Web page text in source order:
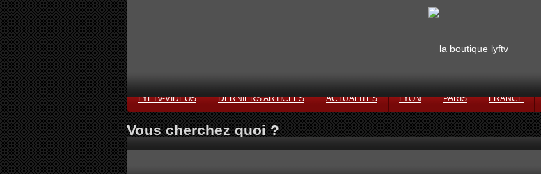
LYFTV-VIDÉOS DERNIERS ARTICLES ACTUALITÉS LYON PARIS FRANCE
Vous cherchez quoi ?